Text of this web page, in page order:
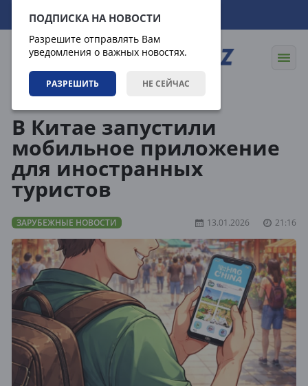
ПОДПИСКА НА НОВОСТИ
Разрешите отправлять Вам
уведомления о важных новостях.
РАЗРЕШИТЬ НЕ СЕЙЧАС
09.08.2026 19:15:20
В Китае запустили
мобильное приложение
для иностранных
туристов
ЗАРУБЕЖНЫЕ НОВОСТИ 13.01.2026 21:16